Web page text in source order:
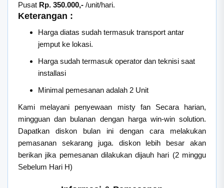
Pusat Rp. 350.000,- /unit/hari.
Keterangan :
Harga diatas sudah termasuk transport antar
jemput ke lokasi.
Harga sudah termasuk operator dan teknisi saat
installasi
Minimal pemesanan adalah 2 Unit
Kami melayani penyewaan misty fan Secara harian,
mingguan dan bulanan dengan harga win-win solution.
Dapatkan diskon bulan ini dengan cara melakukan
pemasanan sekarang juga. diskon lebih besar akan
berikan jika pemesanan dilakukan dijauh hari (2 minggu
Sebelum Hari H)